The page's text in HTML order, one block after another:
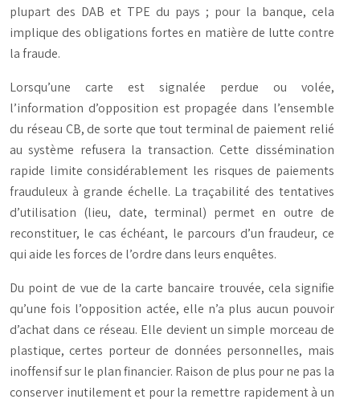
plupart des DAB et TPE du pays ; pour la banque, cela
implique des obligations fortes en matière de lutte contre
la fraude.
Lorsqu’une carte est signalée perdue ou volée,
l’information d’opposition est propagée dans l’ensemble
du réseau CB, de sorte que tout terminal de paiement relié
au système refusera la transaction. Cette dissémination
rapide limite considérablement les risques de paiements
frauduleux à grande échelle. La traçabilité des tentatives
d’utilisation (lieu, date, terminal) permet en outre de
reconstituer, le cas échéant, le parcours d’un fraudeur, ce
qui aide les forces de l’ordre dans leurs enquêtes.
Du point de vue de la carte bancaire trouvée, cela signifie
qu’une fois l’opposition actée, elle n’a plus aucun pouvoir
d’achat dans ce réseau. Elle devient un simple morceau de
plastique, certes porteur de données personnelles, mais
inoffensif sur le plan financier. Raison de plus pour ne pas la
conserver inutilement et pour la remettre rapidement à un